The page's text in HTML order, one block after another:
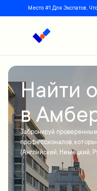
Место #1 Для Экспатов,
Найти
в
Забронируй
профессионалов,
(Английский, Немецкий,